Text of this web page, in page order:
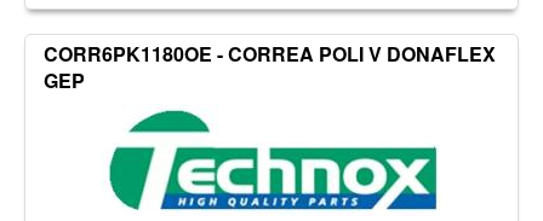
CORR6PK1180OE - CORREA POLI V DONAFLEX
GEP